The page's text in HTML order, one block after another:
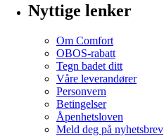
Nyttige lenker
Om Comfort
OBOS-rabatt
Tegn badet ditt
Våre leverandører
Personvern
Betingelser
Åpenhetsloven
Meld deg på nyhetsbrev